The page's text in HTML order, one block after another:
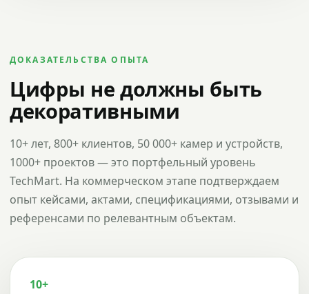
ДОКАЗАТЕЛЬСТВА ОПЫТА
Цифры не должны быть
декоративными
10+ лет, 800+ клиентов, 50 000+ камер и устройств,
1000+ проектов — это портфельный уровень
TechMart. На коммерческом этапе подтверждаем
опыт кейсами, актами, спецификациями, отзывами и
референсами по релевантным объектам.
10+